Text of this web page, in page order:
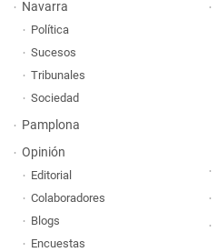
Navarra
Política
Sucesos
Tribunales
Sociedad
Pamplona
Opinión
Editorial
Colaboradores
Blogs
Encuestas